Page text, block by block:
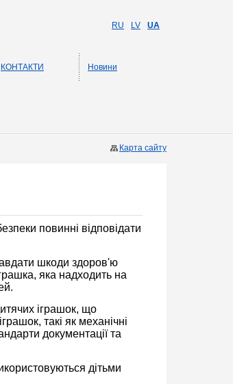
КОНТАКТИ Новини
RU LV UA
Карта сайту
повинні відповідати
шкоди здоров'ю
яка надходить на
іграшок, що
такі як механічні
документації та
дітьми